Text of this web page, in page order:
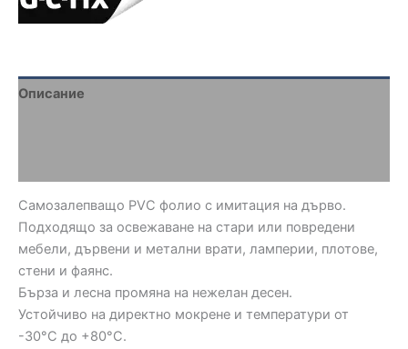
Описание
Самозалепващо PVC фолио с имитация на дърво.
Подходящо за освежаване на стари или повредени
мебели, дървени и метални врати, ламперии, плотове,
стени и фаянс.
Бърза и лесна промяна на нежелан десен.
Устойчиво на директно мокрене и температури от
-30°C до +80°C.